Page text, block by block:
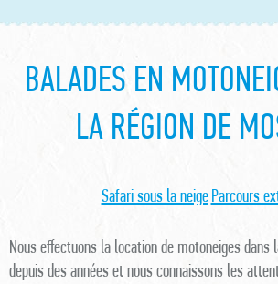
BALADES EN
LA RÉGION DE
Safari sous la neige Parcours
Nous effectuons la location de motoneiges dans
depuis des années et nous connaissons les